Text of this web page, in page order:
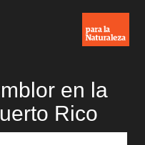
en la
Rico